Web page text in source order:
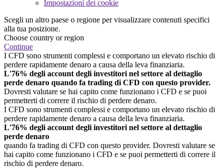
Impostazioni dei cookie
Scegli un altro paese o regione per visualizzare contenuti specifici
alla tua posizione.
Choose country or region
Continue
I CFD sono strumenti complessi e comportano un elevato rischio di
perdere rapidamente denaro a causa della leva finanziaria.
L'76% degli account degli investitori nel settore al dettaglio
perde denaro quando fa trading di CFD con questo provider.
Dovresti valutare se hai capito come funzionano i CFD e se puoi
permetterti di correre il rischio di perdere denaro.
I CFD sono strumenti complessi e comportano un elevato rischio di
perdere rapidamente denaro a causa della leva finanziaria.
L'76% degli account degli investitori nel settore al dettaglio
perde denaro
quando fa trading di CFD con questo provider. Dovresti valutare se
hai capito come funzionano i CFD e se puoi permetterti di correre il
rischio di perdere denaro.